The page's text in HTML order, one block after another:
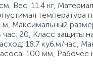
Вес: 11.4 кг,
температура
м, Максимальный
20, Класс защиты
18.7 куб.м/час,
100 мм,